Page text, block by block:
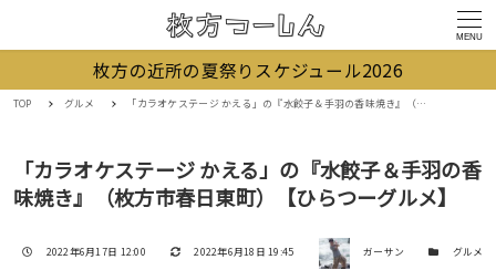
MENU
枚方の近所の夏祭りスケジュール2026
TOP グルメ 「カラオケステージ かえる」の『水餃子＆手羽の香味焼き』（枚方市春日東町）【ひらつーグルメ】
「カラオケステージ かえる」の『水餃子＆手羽の香
味焼き』（枚方市春日東町）【ひらつーグルメ】
投稿日
2022年6月17日 12:00 更新日
2022年6月18日 19:45 著者 ガーサン カテゴリー
グルメ